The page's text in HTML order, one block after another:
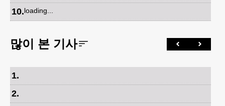
10.loading...
많이 본 기사
1.
2.